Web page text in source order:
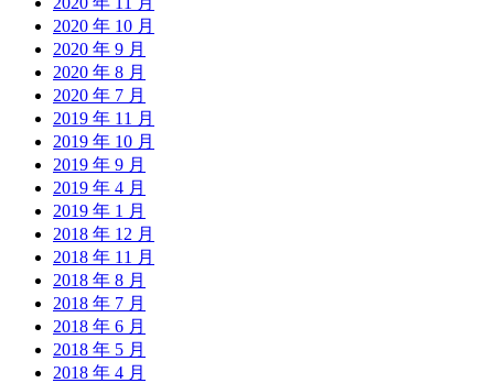
2020 年 10 月
2020 年 9 月
2020 年 8 月
2020 年 7 月
2019 年 11 月
2019 年 10 月
2019 年 9 月
2019 年 4 月
2019 年 1 月
2018 年 12 月
2018 年 11 月
2018 年 8 月
2018 年 7 月
2018 年 6 月
2018 年 5 月
2018 年 4 月